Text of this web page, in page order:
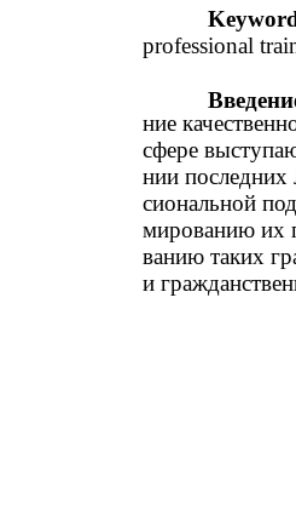
professional
ние
сфере
нии последних
сиональной
мированию их
ванию таких
и